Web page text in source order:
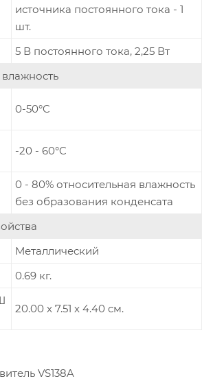
источника постоянного тока - 1
шт.
5 В постоянного тока, 2,25 Вт
0-50°C
-20 - 60°C
0 - 80% относительная влажность
без образования конденсата
Металлический
0.69 кг.
20.00 x 7.51 x 4.40 см.
VS138A